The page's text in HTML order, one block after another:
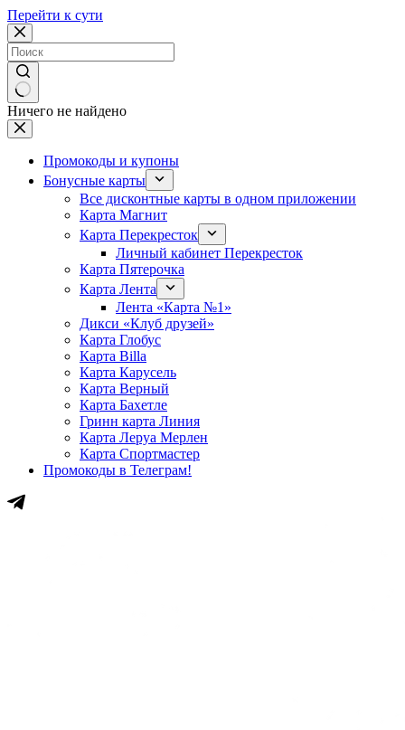
Перейти к сути
Ничего не найдено
Промокоды и купоны
Бонусные карты
Все дисконтные карты в одном приложении
Карта Магнит
Карта Перекресток
Личный кабинет Перекресток
Карта Пятерочка
Карта Лента
Лента «Карта №1»
Дикси «Клуб друзей»
Карта Глобус
Карта Billa
Карта Карусель
Карта Верный
Карта Бахетле
Гринн карта Линия
Карта Леруа Мерлен
Карта Спортмастер
Промокоды в Телеграм!